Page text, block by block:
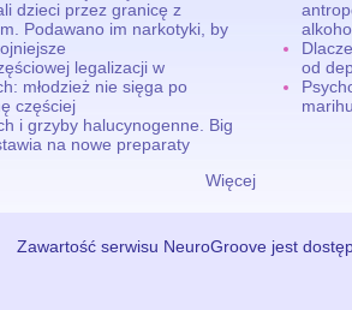
dzieci przez granicę z
Podawano im narkotyki, by
legalizacji w
młodzież nie sięga po
częściej
i grzyby halucynogenne. Big
na nowe preparaty
Więcej
od
Zawartość serwisu NeuroGroove jest